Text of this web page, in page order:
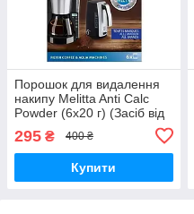
Порошок для видалення
накипу Melitta Anti Calc
Powder (6х20 г) (Засіб від
295 ₴ 400 ₴
Купити